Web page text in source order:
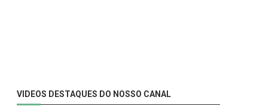
VIDEOS DESTAQUES DO NOSSO CANAL